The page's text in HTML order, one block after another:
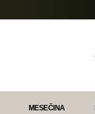
MESEČINA